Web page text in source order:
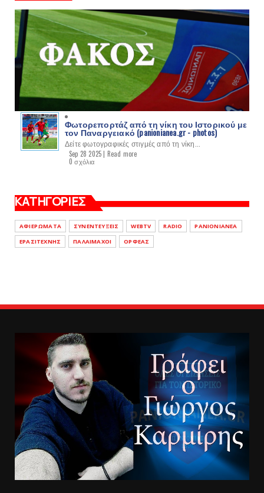
Φωτορεπορτάζ από τη νίκη του Ιστορικού με
τον Παναργειακό (panionianea.gr - photos)
Δείτε φωτογραφικές στιγμές από τη νίκη...
Sep 28 2025 | Read more
0 σχόλια
ΚΑΤΗΓΟΡΙΕΣ
ΑΦΙΕΡΩΜΑΤΑ ΣΥΝΕΝΤΕΥΞΕΙΣ WEBTV RADIO
PANIONIANEA
ΕΡΑΣΙΤΕΧΝΗΣ
ΠΑΛΑΙΜΑΧΟΙ ΟΡΦΕΑΣ